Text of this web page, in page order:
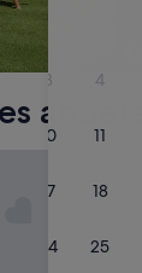
3 4
10 11
17 18
24 25